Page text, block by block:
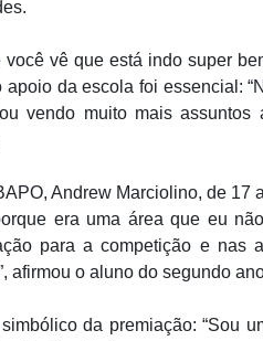
vê que está indo super
da escola foi essencial:
vendo muito mais
Andrew Marciolino, de 17
era uma área que eu
para a competição e nas
afirmou o aluno do segundo
da premiação: “Sou